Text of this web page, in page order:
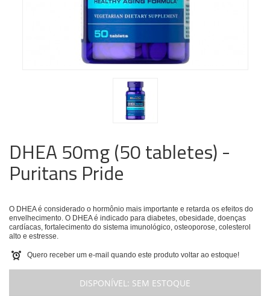
DHEA 50mg (50 tabletes) -
Puritans Pride
O DHEA é considerado o hormônio mais importante e retarda os efeitos do
envelhecimento. O DHEA é indicado para diabetes, obesidade, doenças
cardíacas, fortalecimento do sistema imunológico, osteoporose, colesterol
alto e estresse.
Quero receber um e-mail quando este produto voltar ao estoque!
DISPONÍVEL: SEM ESTOQUE